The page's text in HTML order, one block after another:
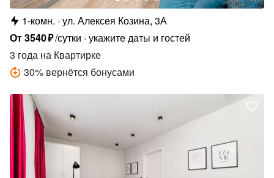
1-комн. ул. Алексея Козина, 3А
От3540₽/сутки укажите даты и гостей
3 года на Квартирке
30% вернётся бонусами